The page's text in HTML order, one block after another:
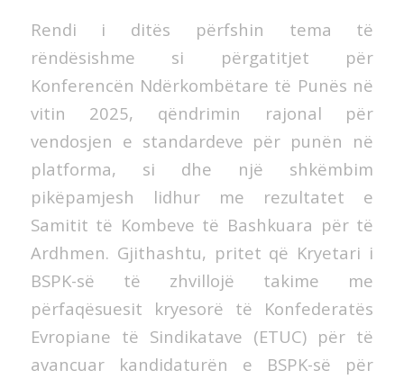
Rendi i ditës përfshin tema të
rëndësishme si përgatitjet për
Konferencën Ndërkombëtare të Punës në
vitin 2025, qëndrimin rajonal për
vendosjen e standardeve për punën në
platforma, si dhe një shkëmbim
pikëpamjesh lidhur me rezultatet e
Samitit të Kombeve të Bashkuara për të
Ardhmen. Gjithashtu, pritet që Kryetari i
BSPK-së të zhvillojë takime me
përfaqësuesit kryesorë të Konfederatës
Evropiane të Sindikatave (ETUC) për të
avancuar kandidaturën e BSPK-së për